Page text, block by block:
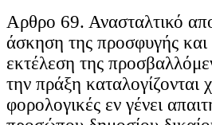
Αρθρο 69. Ανασταλτικό
άσκηση της προσφυγής
εκτέλεση της
την πράξη
φορολογικές εν γένει